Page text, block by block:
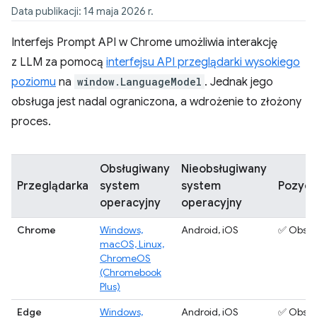
Data publikacji: 14 maja 2026 r.
Interfejs Prompt API w Chrome umożliwia interakcję
z LLM za pomocą interfejsu API przeglądarki wysokiego
poziomu na window.LanguageModel . Jednak jego
obsługa jest nadal ograniczona, a wdrożenie to złożony
proces.
Przeglądarka
Obsługiwany
system
operacyjny
Nieobsługiwany
system
operacyjny
Chrome
Windows,
macOS, Linux,
ChromeOS
(Chromebook
Plus)
Android, iOS ✅
Edge
Windows,
Android, iOS ✅